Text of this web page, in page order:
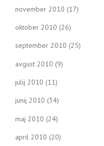
november 2010 (17)
oktober 2010 (26)
september 2010 (25)
avgust 2010 (9)
julij 2010 (11)
junij 2010 (34)
maj 2010 (24)
april 2010 (20)